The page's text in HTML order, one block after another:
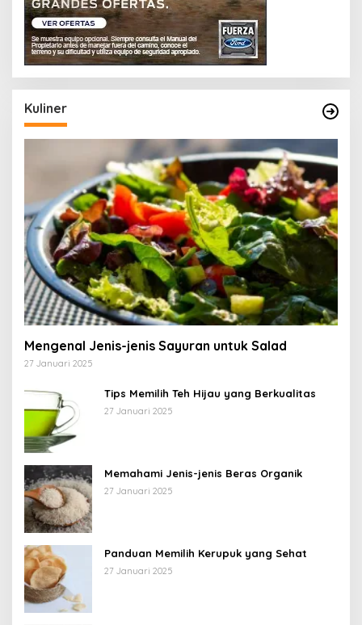
Kuliner
Mengenal Jenis-jenis Sayuran untuk Salad
27 Januari 2025
Tips Memilih Teh Hijau yang Berkualitas
27 Januari 2025
Memahami Jenis-jenis Beras Organik
27 Januari 2025
Panduan Memilih Kerupuk yang Sehat
27 Januari 2025